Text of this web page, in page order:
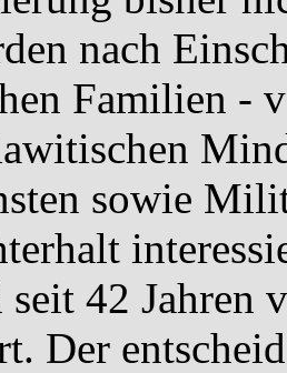
nach
Familien -
sowie
42 Jahren
Der